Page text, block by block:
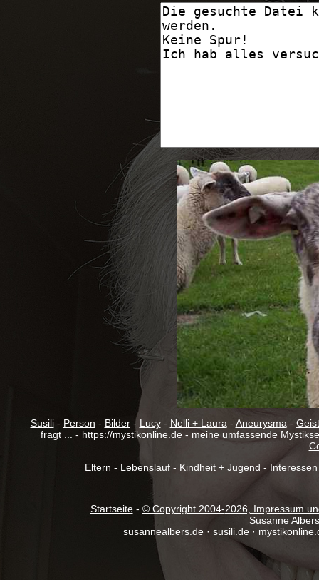
Susili- Person - Bilder- Lucy- Nelli + Laura - Aneurysma -
fragt ...
- https://mystikonline.de - meine umfassende
Eltern - Lebenslauf- Kindheit + Jugend -
Startseite- © Copyright 2004-2026, Impressum
Susanne
susannealbers.de · susili.de ·